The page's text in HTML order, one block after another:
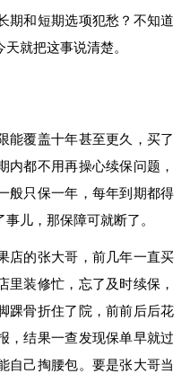
期和短期选项犯愁？不知道
就把这事说清楚。
能覆盖十年甚至更久，买了
内都不用再操心续保问题，
般只保一年，每年到期都得
儿，那保障可就断了。
店的张大哥，前几年一直买
里装修忙，忘了及时续保，
踝骨折住了院，前前后后花
，结果一查发现保单早就过
自己掏腰包。要是张大哥当